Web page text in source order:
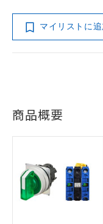
マイリストに追
商品概要